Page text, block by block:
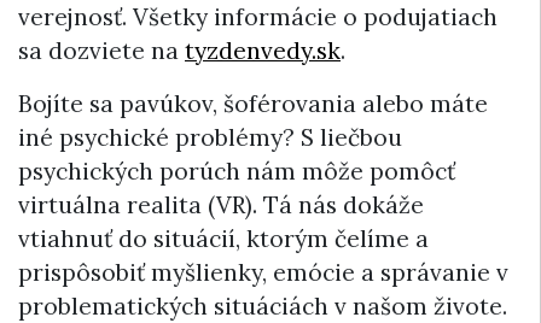
verejnosť. Všetky informácie o podujatiach
sa dozviete na tyzdenvedy.sk.
Bojíte sa pavúkov, šoférovania alebo máte
iné psychické problémy? S liečbou
psychických porúch nám môže pomôcť
virtuálna realita (VR). Tá nás dokáže
vtiahnuť do situácií, ktorým čelíme a
prispôsobiť myšlienky, emócie a správanie v
problematických situáciách v našom živote.